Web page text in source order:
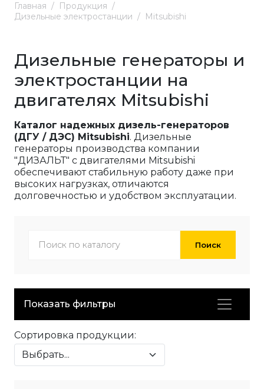
Главная
Продукция
Дизельные электростанции
Mitsubishi
Дизельные генераторы и
электростанции на
двигателях Mitsubishi
Каталог надежных дизель-генераторов
(ДГУ / ДЭС) Mitsubishi. Дизельные
генераторы производства компании
"ДИЗАЛЬТ" с двигателями Mitsubishi
обеспечивают стабильную работу даже при
высоких нагрузках, отличаются
долговечностью и удобством эксплуатации.
Поиск
Показать фильтры
Сортировка продукции: